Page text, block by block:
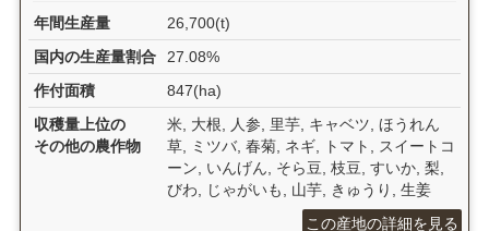
年間生産量
26,700(t)
国内の生産量割合
27.08%
作付面積
847(ha)
収穫量上位の
その他の農作物
米, 大根, 人参, 里芋, キャベツ, ほうれん
草, ミツバ, 春菊, ネギ, トマト, スイートコ
ーン, いんげん, そら豆, 枝豆, すいか, 梨,
びわ, じゃがいも, 山芋, きゅうり, 生姜
この産地の詳細を見る